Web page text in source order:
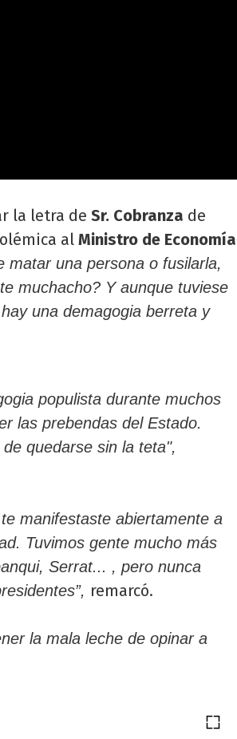
la letra de Sr. Cobranza de
al Ministro de Economía
matar una persona o fusilarla,
muchacho? Y aunque tuviese
una demagogia berreta y
populista durante muchos
las prebendas del Estado.
quedarse sin la teta",
manifestaste abiertamente a
Tuvimos gente mucho más
Serrat... , pero nunca
remarcó.
la mala leche de opinar a